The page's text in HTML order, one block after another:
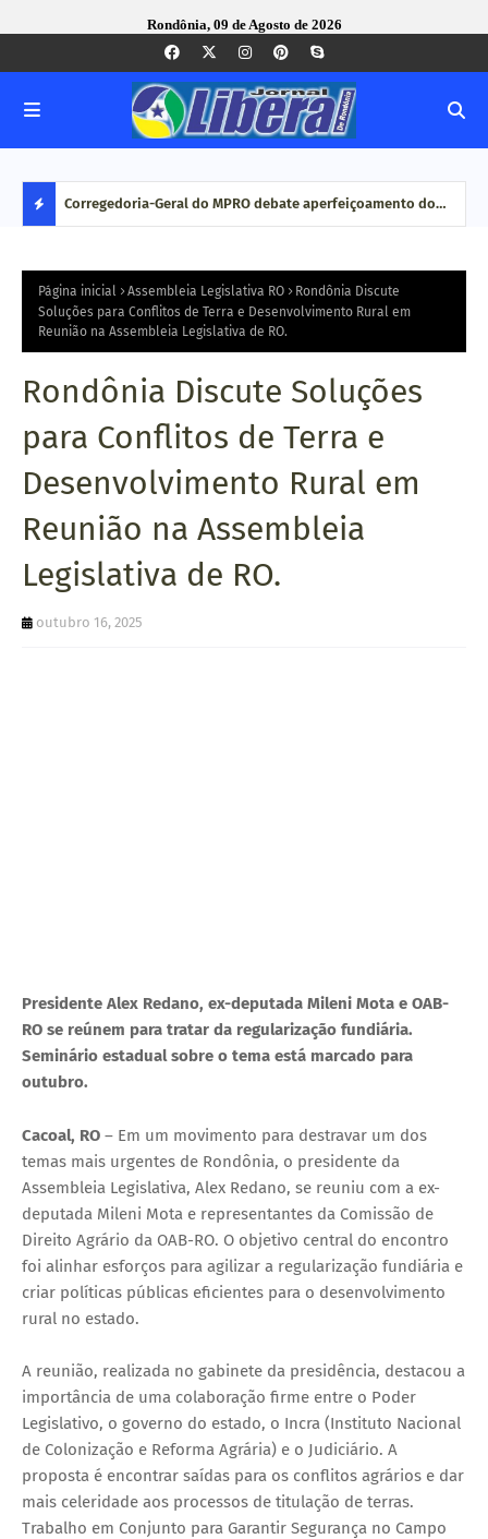
Rondônia, 09 de Agosto de 2026
S
T
ação Corregedoria-Geral do MPRO debate aperfeiçoamento do
congresso nacional
Página inicial Assembleia Legislativa RO
Rondônia Discute
Soluções para Conflitos de Terra e Desenvolvimento Rural em
Reunião na Assembleia Legislativa de RO.
Rondônia Discute Soluções
para Conflitos de Terra e
Desenvolvimento Rural em
Reunião na Assembleia
Legislativa de RO.
outubro 16, 2025
Presidente Alex Redano, ex-deputada Mileni Mota e OAB-
RO se reúnem para tratar da regularização fundiária.
Seminário estadual sobre o tema está marcado para
outubro.
Cacoal, RO – Em um movimento para destravar um dos
temas mais urgentes de Rondônia, o presidente da
Assembleia Legislativa, Alex Redano, se reuniu com a ex-
deputada Mileni Mota e representantes da Comissão de
Direito Agrário da OAB-RO. O objetivo central do encontro
foi alinhar esforços para agilizar a regularização fundiária e
criar políticas públicas eficientes para o desenvolvimento
rural no estado.
A reunião, realizada no gabinete da presidência, destacou a
importância de uma colaboração firme entre o Poder
Legislativo, o governo do estado, o Incra (Instituto Nacional
de Colonização e Reforma Agrária) e o Judiciário. A
proposta é encontrar saídas para os conflitos agrários e dar
mais celeridade aos processos de titulação de terras.
Trabalho em Conjunto para Garantir Segurança no Campo